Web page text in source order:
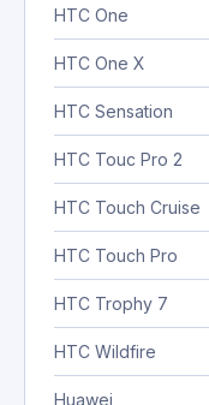
HTC One
HTC One X
HTC Sensation
HTC Touc Pro 2
HTC Touch Cruise
HTC Touch Pro
HTC Trophy 7
HTC Wildfire
Huawei